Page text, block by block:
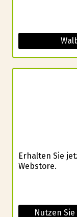
Erhalten Sie
Webstore.
Nutzen